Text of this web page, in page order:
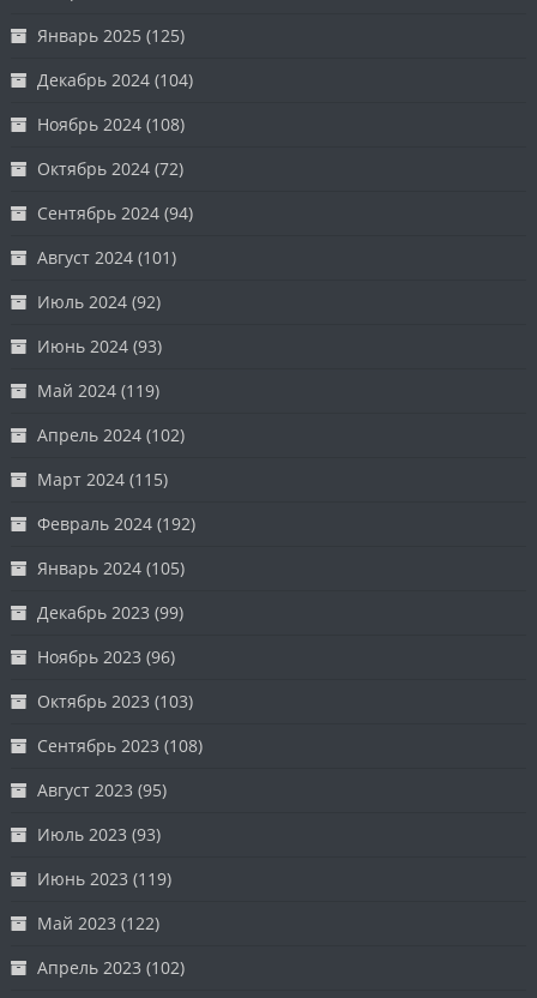
Январь 2025 (125)
Декабрь 2024 (104)
Ноябрь 2024 (108)
Октябрь 2024 (72)
Сентябрь 2024 (94)
Август 2024 (101)
Июль 2024 (92)
Июнь 2024 (93)
Май 2024 (119)
Апрель 2024 (102)
Март 2024 (115)
Февраль 2024 (192)
Январь 2024 (105)
Декабрь 2023 (99)
Ноябрь 2023 (96)
Октябрь 2023 (103)
Сентябрь 2023 (108)
Август 2023 (95)
Июль 2023 (93)
Июнь 2023 (119)
Май 2023 (122)
Апрель 2023 (102)